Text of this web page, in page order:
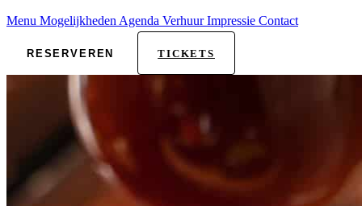
Menu Mogelijkheden Agenda VerhuurImpressie Contact
RESERVEREN TICKETS